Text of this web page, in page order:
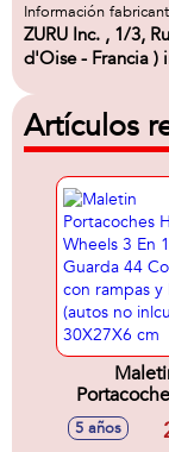
Información
ZURU Inc. , 1/3,
d'Oise - Francia )
Artículos
Wheels 3
Guarda 44
5 años